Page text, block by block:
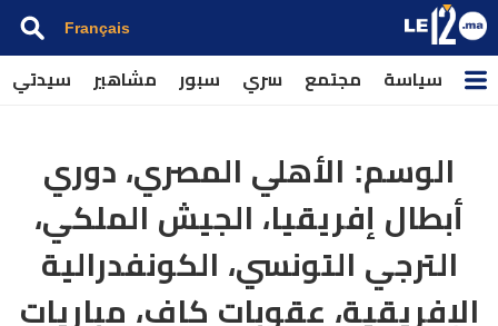
Français
سياسة مجتمع سري سبور مشاهير سيدتي
الوسم: الأهلي المصري، دوري
أبطال إفريقيا، الجيش الملكي،
الترجي التونسي، الكونفدرالية
الإفريقية، عقوبات كاف، مباريات